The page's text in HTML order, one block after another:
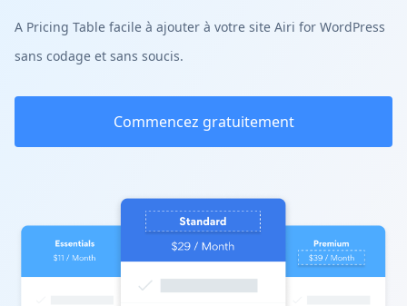
A Pricing Table facile à ajouter à votre site Airi for WordPress
sans codage et sans soucis.
Commencez gratuitement